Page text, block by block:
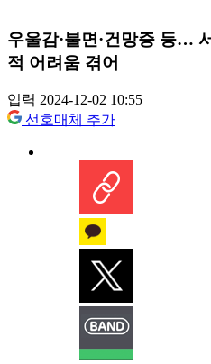
우울감·불면·건망증 등…
적 어려움 겪어
입력 2024-12-02 10:55
선호매체 추가